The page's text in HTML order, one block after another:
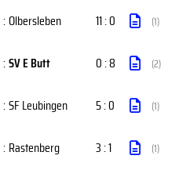
:Olbersleben 11 : 0 (1)
:SV E Butt 0 : 8 (2)
:SF Leubingen 5 : 0 (1)
: Rastenberg 3 : 1 (1)